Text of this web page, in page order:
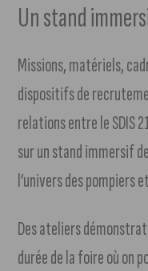
Un stand
Missions, matériels,
dispositifs de
relations entre le SDIS
sur un stand immersif
l’univers des
Des ateliers
durée de la foire où on